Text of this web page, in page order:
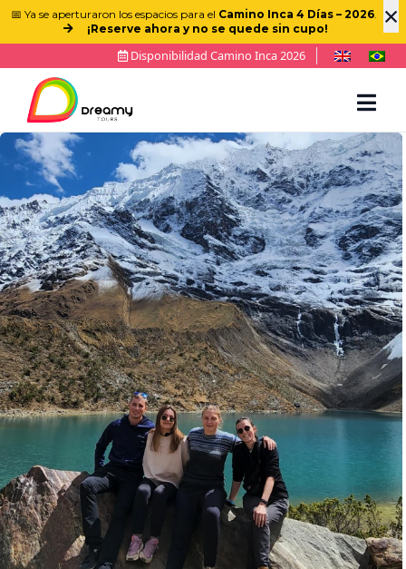
×
📅 Ya se aperturaron los espacios para el Camino Inca 4 Días – 2026.
¡Reserve ahora y no se quede sin cupo!
Disponibilidad Camino Inca 2026